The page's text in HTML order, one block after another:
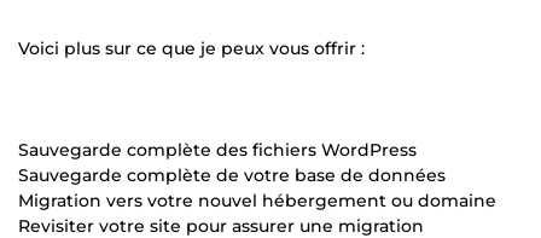
Voici plus sur ce que je peux vous offrir :
Sauvegarde complète des fichiers WordPress
Sauvegarde complète de votre base de données
Migration vers votre nouvel hébergement ou domaine
Revisiter votre site pour assurer une migration